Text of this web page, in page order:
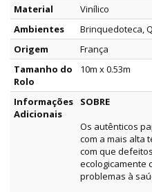
Material
Vinílico
Ambientes
Brinquedoteca,
Origem
França
Tamanho do
Rolo
10m x 0.53m
Informações
Adicionais
SOBRE
Os autênticos
com a mais alta
com que
ecologicamente
problemas à